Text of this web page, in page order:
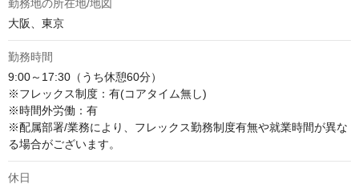
勤務地の所在地/地図
大阪、東京
勤務時間
9:00～17:30（うち休憩60分）
※フレックス制度：有(コアタイム無し)
※時間外労働：有
※配属部署/業務により、フレックス勤務制度有無や就業時間が異な
る場合がございます。
休日